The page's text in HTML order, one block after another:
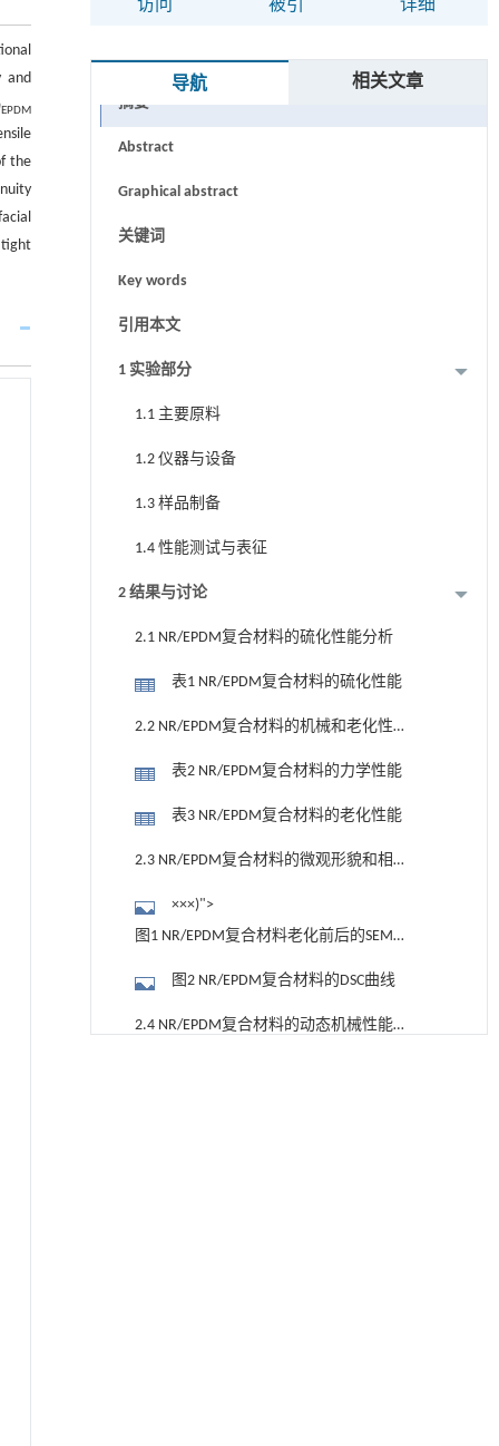
and
EPDM
the
访问 被引 详细
导航 相关文章
摘要
Abstract
Graphical abstract
关键词
Key words
引用本文
1 实验部分
1.1 主要原料
1.2 仪器与设备
1.3 样品制备
1.4 性能测试与表征
2 结果与讨论
2.1 NR/EPDM复合材料的硫化性能分析
表1 NR/EPDM复合材料的硫化性能
2.2 NR/EPDM复合材料的机械和老化性
表2 NR/EPDM复合材料的力学性能
表3 NR/EPDM复合材料的老化性能
2.3 NR/EPDM复合材料的微观形貌和相
×××)">
图1 NR/EPDM复合材料老化前后的SEM
照片(500&#xD7;" role="presentation"
图2 NR/EPDM复合材料的DSC曲线
2.4 NR/EPDM复合材料的动态机械性能